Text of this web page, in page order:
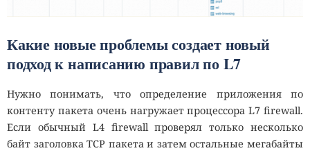
Какие новые проблемы создает новый
подход к написанию правил по L7
Нужно понимать, что определение приложения по
контенту пакета очень нагружает процессора L7 firewall.
Если обычный L4 firewall проверял только несколько
байт заголовка TCP пакета и затем остальные мегабайты